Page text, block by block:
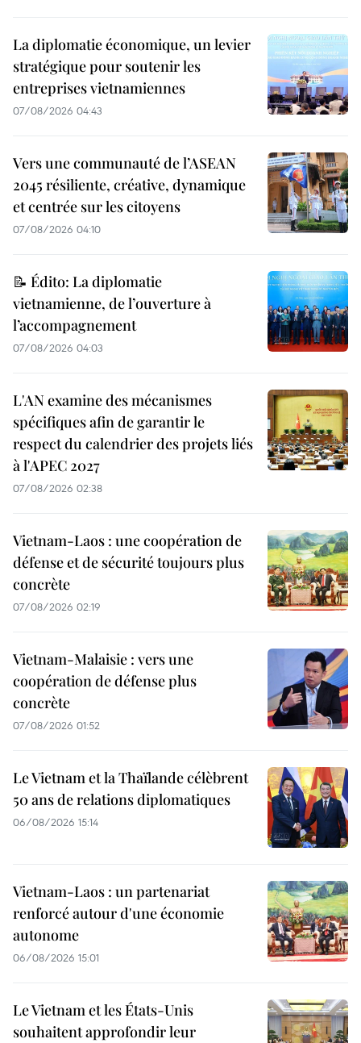
La diplomatie économique, un levier
stratégique pour soutenir les
entreprises vietnamiennes
07/08/2026 04:43
Vers une communauté de l’ASEAN
2045 résiliente, créative, dynamique
et centrée sur les citoyens
07/08/2026 04:10
📝 Édito: La diplomatie
vietnamienne, de l’ouverture à
l’accompagnement
07/08/2026 04:03
L'AN examine des mécanismes
spécifiques afin de garantir le
respect du calendrier des projets liés
à l'APEC 2027
07/08/2026 02:38
Vietnam-Laos : une coopération de
défense et de sécurité toujours plus
concrète
07/08/2026 02:19
Vietnam-Malaisie : vers une
coopération de défense plus
concrète
07/08/2026 01:52
Le Vietnam et la Thaïlande célèbrent
50 ans de relations diplomatiques
06/08/2026 15:14
Vietnam-Laos : un partenariat
renforcé autour d'une économie
autonome
06/08/2026 15:01
Le Vietnam et les États-Unis
souhaitent approfondir leur